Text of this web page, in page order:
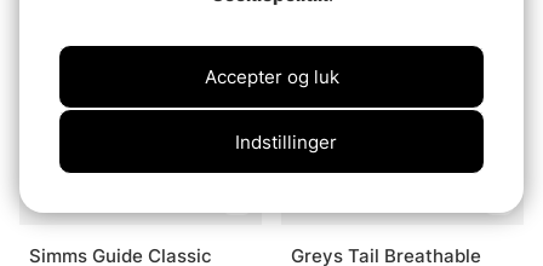
Simms Guide Classic
Greys Tail Breathable
Indstillinger
Accepter og luk